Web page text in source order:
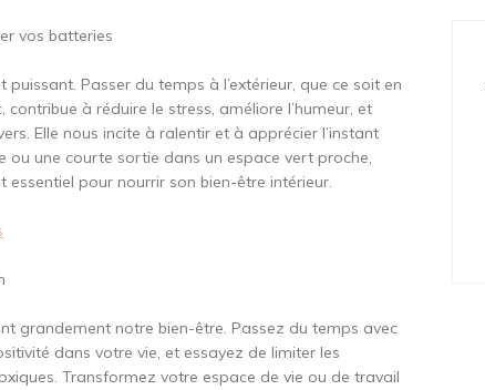
vos batteries
Passer du temps à l’extérieur, que ce soit en
à réduire le stress, améliore l’humeur, et
Elle nous incite à ralentir et à apprécier l’instant
ou une courte sortie dans un espace vert proche,
pour nourrir son bien-être intérieur.
grandement notre bien-être. Passez du temps avec
dans votre vie, et essayez de limiter les
Transformez votre espace de vie ou de travail